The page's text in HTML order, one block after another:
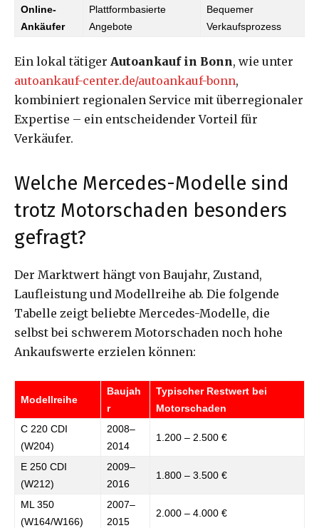
Online-
Ankäufer
Plattformbasierte
Angebote
Bequemer
Verkaufsprozess
Ein lokal tätiger Autoankauf in Bonn, wie unter
autoankauf-center.de/autoankauf-bonn,
kombiniert regionalen Service mit überregionaler
Expertise – ein entscheidender Vorteil für
Verkäufer.
Welche Mercedes-Modelle sind
trotz Motorschaden besonders
gefragt?
Der Marktwert hängt von Baujahr, Zustand,
Laufleistung und Modellreihe ab. Die folgende
Tabelle zeigt beliebte Mercedes-Modelle, die
selbst bei schwerem Motorschaden noch hohe
Ankaufswerte erzielen können:
Modellreihe
Baujah
r
Typischer Restwert bei
Motorschaden
C 220 CDI
(W204)
2008–
2014
1.200 – 2.500 €
E 250 CDI
(W212)
2009–
2016
1.800 – 3.500 €
ML 350
(W164/W166)
2007–
2015
2.000 – 4.000 €